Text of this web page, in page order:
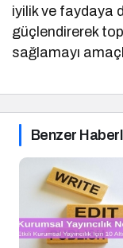
iyilik ve faydaya
güçlendirerek
sağlamayı
Benzer